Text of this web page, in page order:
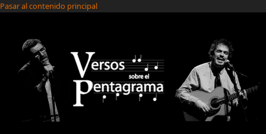
Pasar al contenido principal